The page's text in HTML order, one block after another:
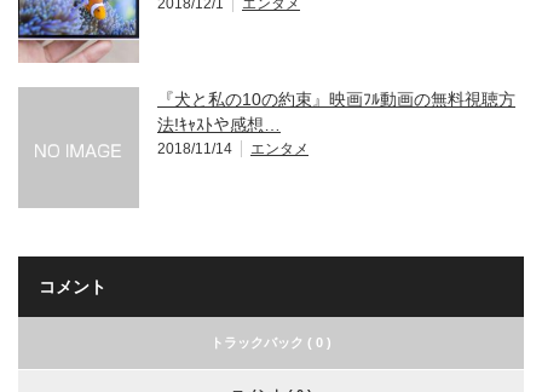
『犬と私の10の約束』映画ﾌﾙ動画の無料視聴方
法!ｷｬｽﾄや感想…
2018/11/14 エンタメ
コメント
トラックバック ( 0 )